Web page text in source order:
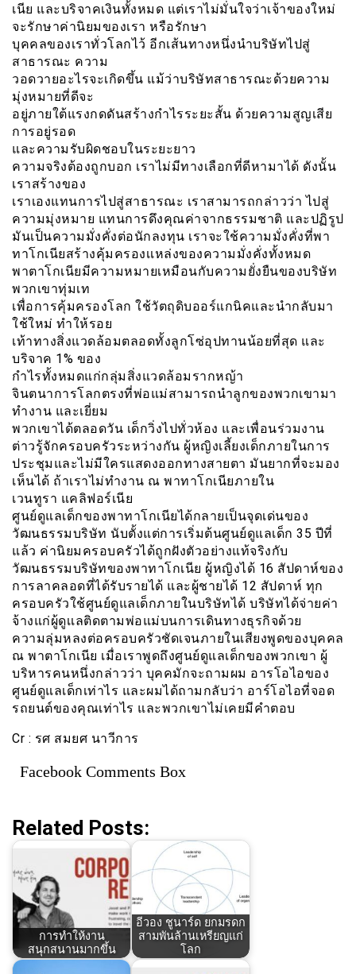
เนีย และบริจาคเงินทั้งหมด แต่เราไม่มั่นใจว่าเจ้าของใหม่
จะรักษาค่านิยมของเรา หรือรักษา
บุคคลของเราทั่วโลกไว้ อีกเส้นทางหนึ่งนำบริษัทไปสู่
สาธารณะ ความ
วอดวายอะไรจะเกิดขึ้น แม้ว่าบริษัทสาธารณะด้วยความ
มุ่งหมายที่ดีจะ
อยู่ภายใต้แรงกดดันสร้างกำไรระยะสั้น ด้วยความสูญเสีย
การอยู่รอด
และความรับผิดชอบในระยะยาว
ความจริงต้องถูกบอก เราไม่มีทางเลือกที่ดีหามาได้ ดังนั้น
เราสร้างของ
เราเองแทนการไปสู่สาธารณะ เราสามารถกล่าวว่า ไปสู่
ความมุ่งหมาย แทนการดึงคุณค่าจากธรรมชาติ และปฏิรูป
มันเป็นความมั่งคั่งต่อนักลงทุน เราจะใช้ความมั่งคั่งที่พา
ทาโกเนียสร้างคุ้มครองเเหล่งของความมั่งคั่งทั้งหมด
พาตาโกเนียมีความหมายเหมือนกับความยั่งยืนของบริษัท
พวกเขาทุ่มเท
เพื่อการคุ้มครองโลก ใช้วัตถุดิบออร์แกนิคและนำกลับมา
ใช้ใหม่ ทำให้รอย
เท้าทางสิ่งแวดล้อมตลอดทั้งลูกโซ่อุปทานน้อยที่สุด และ
บริจาค 1% ของ
กำไรทั้งหมดแก่กลุ่มสิ่งแวดล้อมรากหญ้า
จินตนาการโลกตรงที่พ่อแม่สามารถนำลูกของพวกเขามา
ทำงาน และเยี่ยม
พวกเขาได้ตลอดวัน เด็กวิ่งไปทั่วห้อง และเพื่อนร่วมงาน
ต่าวรู้จักครอบครัวระหว่างกัน ผู้หญิงเลี้ยงเด็กภายในการ
ประชุมและไม่มีใครแสดงออกทางสายตา มันยากที่จะมอง
เห็นได้ ถ้าเราไม่ทำงาน ณ พาทาโกเนียภายใน
เวนทูรา แคลิฟอร์เนีย
ศูนย์ดูแลเด็กของพาทาโกเนียได้กลายเป็นจุดเด่นของ
วัฒนธรรมบริษัท นับตั้งแต่การเริ่มต้นศูนย์ดูแลเด็ก 35 ปีที่
แล้ว ค่านิยมครอบครัวได้ถูกฝังตัวอย่างแท้จริงกับ
วัฒนธรรมบริษัทของพาทาโกเนีย ผู้หญิงได้ 16 สัปดาห์ของ
การลาคลอดที่ได้รับรายได้ และผู้ชายได้ 12 สัปดาห์ ทุก
ครอบครัวใช้ศูนย์ดูแลเด็กภายในบริษัทได้ บริษัทได้จ่ายค่า
จ้างแก่ผู้ดูเเลติดตามพ่อแม่บนการเดินทางธุรกิจด้วย
ความลุ่มหลงต่อครอบครัวชัดเจนภายในเสียงพูดของบุคคล
ณ พาตาโกเนีย เมื่อเราพูดถึงศูนย์ดูแลเด็กของพวกเขา ผู้
บริหารคนหนึ่งกล่าวว่า บุคคมักจะถามผม อารโอไอของ
ศูนย์ดูแลเด็กเท่าไร และผมได้ถามกลับว่า อาร์โอไอที่จอด
รถยนต์ของคุณเท่าไร และพวกเขาไม่เคยมีคำตอบ
Cr : รศ สมยศ นาวีการ
Facebook Comments Box
Related Posts:
การทำให้งาน
สนุกสนานมากขึ้น
อีวอง ชูนาร์ด ยกมรดก
สามพันล้านเหรียญแก่
โลก